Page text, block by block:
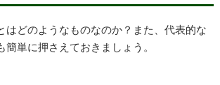
はどのようなものなのか？また、代表的な
単に押さえておきましょう。